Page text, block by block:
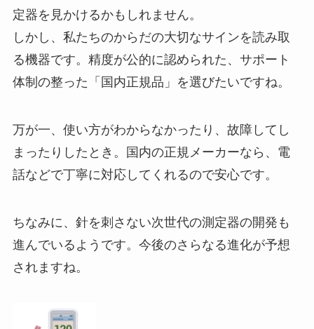
定器を見かけるかもしれません。
しかし、私たちのからだの大切なサインを読み取
る機器です。精度が公的に認められた、サポート
体制の整った「国内正規品」を選びたいですね。
万が一、使い方がわからなかったり、故障してし
まったりしたとき。国内の正規メーカーなら、電
話などで丁寧に対応してくれるので安心です。
ちなみに、針を刺さない次世代の測定器の開発も
進んでいるようです。今後のさらなる進化が予想
されますね。